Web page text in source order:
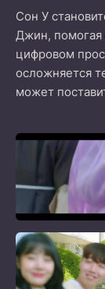
Сон У
Джин, помогая
цифровом
осложняется
может